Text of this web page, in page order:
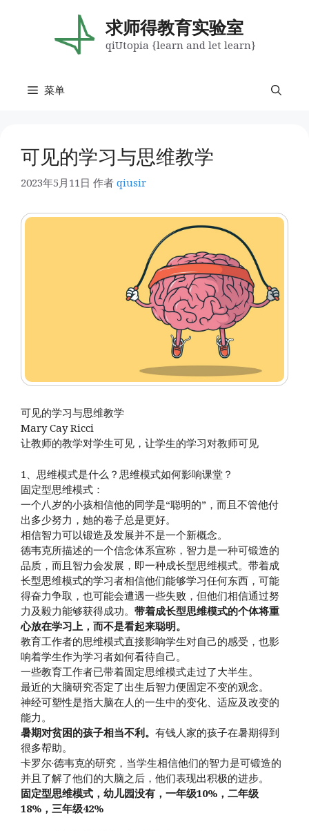
求师得教育实验室
qiUtopia {learn and let learn}
菜单
可见的学习与思维教学
2023年5月11日 作者 qiusir
可见的学习与思维教学
Mary Cay Ricci
让教师的教学对学生可见，让学生的学习对教师可见
1、思维模式是什么？思维模式如何影响课堂？
固定型思维模式：
一个八岁的小孩相信他的同学是“聪明的”，而且不管他付
出多少努力，她的卷子总是更好。
相信智力可以锻造及发展并不是一个新概念。
德韦克所描述的一个信念体系宣称，智力是一种可锻造的
品质，而且智力会发展，即一种成长型思维模式。带着成
长型思维模式的学习者相信他们能够学习任何东西，可能
得奋力争取，也可能会遭遇一些失败，但他们相信通过努
力及毅力能够获得成功。 带着成长型思维模式的个体将重
心放在学习上，而不是看起来聪明。
教育工作者的思维模式直接影响学生对自己的感受，也影
响着学生作为学习者如何看待自己。
一些教育工作者已带着固定思维模式走过了大半生。
最近的大脑研究否定了出生后智力便固定不变的观念。
神经可塑性是指大脑在人的一生中的变化、适应及改变的
能力。
暑期对贫困的孩子相当不利。 有钱人家的孩子在暑期得到
很多帮助。
卡罗尔·德韦克的研究，当学生相信他们的智力是可锻造的
并且了解了他们的大脑之后，他们表现出积极的进步。
固定型思维模式，幼儿园没有，一年级10%，二年级
18%，三年级42%